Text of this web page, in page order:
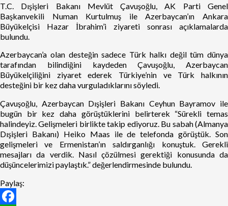
T.C. Dışişleri Bakanı Mevlüt Çavuşoğlu, AK Parti Genel
Başkanvekili Numan Kurtulmuş ile Azerbaycan’ın Ankara
Büyükelçisi Hazar İbrahim’i ziyareti sonrası açıklamalarda
bulundu.
Azerbaycan’a olan desteğin sadece Türk halkı değil tüm dünya
tarafından bilindiğini kaydeden Çavuşoğlu, Azerbaycan
Büyükelçiliğini ziyaret ederek Türkiye’nin ve Türk halkının
desteğini bir kez daha vurguladıklarını söyledi.
Çavuşoğlu, Azerbaycan Dışişleri Bakanı Ceyhun Bayramov ile
bugün bir kez daha görüştüklerini belirterek “Sürekli temas
halindeyiz. Gelişmeleri birlikte takip ediyoruz. Bu sabah (Almanya
Dışişleri Bakanı) Heiko Maas ile de telefonda görüştük. Son
gelişmeleri ve Ermenistan’ın saldırganlığı konuştuk. Gerekli
mesajları da verdik. Nasıl çözülmesi gerektiği konusunda da
düşüncelerimizi paylaştık.” değerlendirmesinde bulundu.
Paylaş: